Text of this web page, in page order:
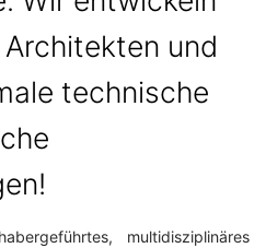
und
technische
multidisziplinäres